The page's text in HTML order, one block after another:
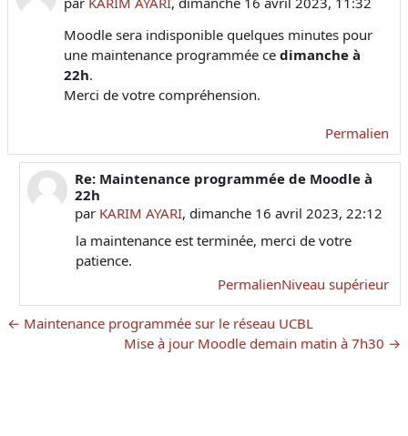
Moodle sera indisponible quelques minutes pour
une maintenance programmée ce dimanche à
22h.
Merci de votre compréhension.
Permalien
En réponse à KARIM AYARI
Re: Maintenance programmée de Moodle à
22h
par KARIM AYARI, dimanche 16 avril 2023, 22:12
la maintenance est terminée, merci de votre
patience.
PermalienNiveau supérieur
← Maintenance programmée sur le réseau UCBL
Mise à jour Moodle demain matin à 7h30 →